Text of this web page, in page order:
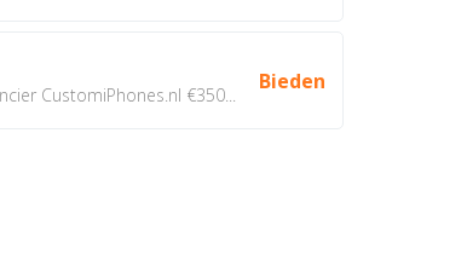
CustomiPhones.nl €350...
Bieden